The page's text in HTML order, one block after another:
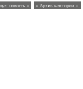
новость « » Архив категории «